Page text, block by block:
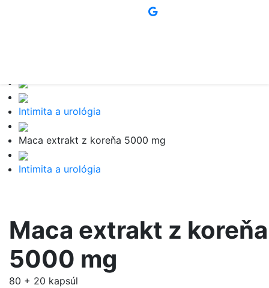
Intimita a urológia
Maca extrakt z koreňa 5000 mg
Intimita a urológia
Maca extrakt z koreňa
5000 mg
80 + 20 kapsúl